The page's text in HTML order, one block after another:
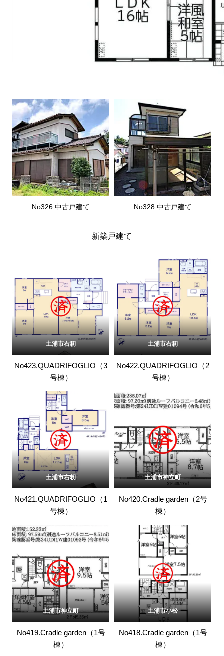
No326.中古戸建て No328.中古戸建て
新築戸建て
土浦市右籾
No423.QUADRIFOGLIO（3
号棟）
土浦市右籾
No422.QUADRIFOGLIO（2
号棟）
土浦市右籾
No421.QUADRIFOGLIO（1
号棟）
土浦市神立町
No420.Cradle garden（2号
棟）
土浦市神立町
No419.Cradle garden（1号
棟）
土浦市小松
No418.Cradle garden（1号
棟）